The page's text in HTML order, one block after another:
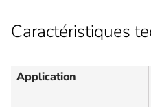
Caractéristiques
Application